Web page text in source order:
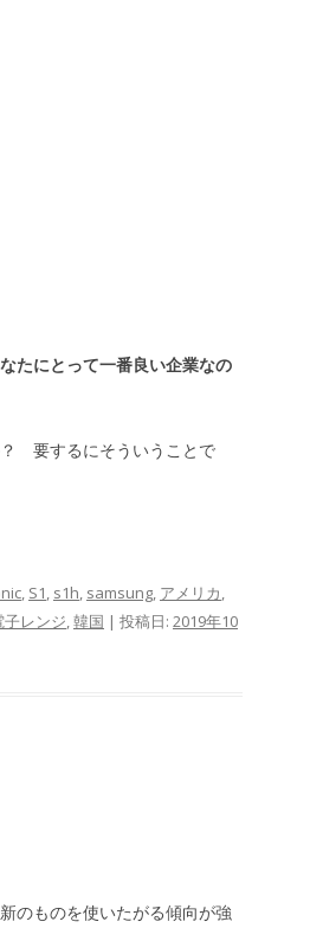
たにとって一番良い企業なの
？ 要するにそういうことで
, S1, s1h, samsung, アメリカ,
子レンジ,韓国 | 投稿日: 2019年10
のものを使いたがる傾向が強